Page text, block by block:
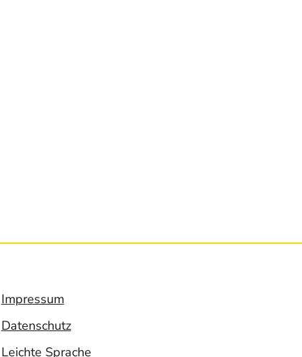
Impressum
Datenschutz
Leichte Sprache